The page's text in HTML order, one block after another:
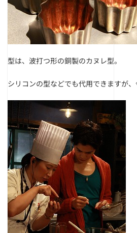
型は、波打つ形の銅製のカヌレ型。
シリコンの型などでも代用できますが、